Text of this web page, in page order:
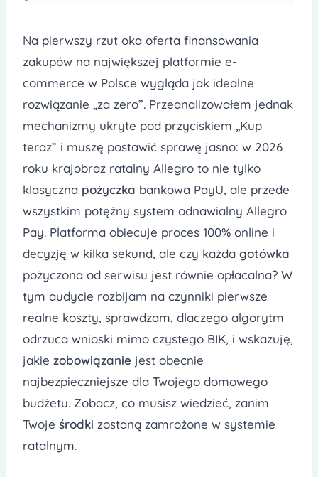
Na pierwszy rzut oka oferta finansowania
zakupów na największej platformie e-
commerce w Polsce wygląda jak idealne
rozwiązanie „za zero”. Przeanalizowałem jednak
mechanizmy ukryte pod przyciskiem „Kup
teraz” i muszę postawić sprawę jasno: w 2026
roku krajobraz ratalny Allegro to nie tylko
klasyczna pożyczka bankowa PayU, ale przede
wszystkim potężny system odnawialny Allegro
Pay. Platforma obiecuje proces 100% online i
decyzję w kilka sekund, ale czy każda gotówka
pożyczona od serwisu jest równie opłacalna? W
tym audycie rozbijam na czynniki pierwsze
realne koszty, sprawdzam, dlaczego algorytm
odrzuca wnioski mimo czystego BIK, i wskazuję,
jakie zobowiązanie jest obecnie
najbezpieczniejsze dla Twojego domowego
budżetu. Zobacz, co musisz wiedzieć, zanim
Twoje środki zostaną zamrożone w systemie
ratalnym.